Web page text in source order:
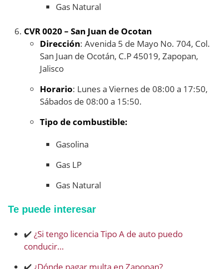
Gas Natural
CVR 0020 – San Juan de Ocotan
Dirección: Avenida 5 de Mayo No. 704, Col.
San Juan de Ocotán, C.P 45019, Zapopan,
Jalisco
Horario: Lunes a Viernes de 08:00 a 17:50,
Sábados de 08:00 a 15:50.
Tipo de combustible:
Gasolina
Gas LP
Gas Natural
Te puede interesar
✔️ ¿Si tengo licencia Tipo A de auto puedo
conducir…